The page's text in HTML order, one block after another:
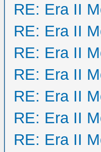
RE: Era II
RE: Era II
RE: Era II
RE: Era II
RE: Era II
RE: Era II
RE: Era II